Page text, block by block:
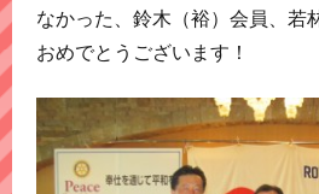
なかった、鈴木（裕）会員、若
おめでとうございます！